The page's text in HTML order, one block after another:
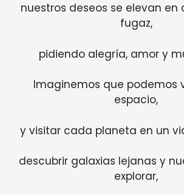
nuestros deseos se elevan en
fugaz,
pidiendo alegría, amor y
Imaginemos que podemos
espacio,
y visitar cada planeta en un
descubrir galaxias lejanas y
explorar,